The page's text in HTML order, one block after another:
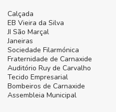
Calçada
EB Vieira da Silva
JI São Marçal
Janeiras
Sociedade Filarmónica
Fraternidade de Carnaxide
Auditório Ruy de Carvalho
Tecido Empresarial
Bombeiros de Carnaxide
Assembleia Municipal